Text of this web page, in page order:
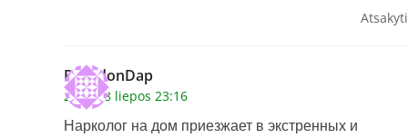
Atsakyti
BrandonDap
2026 28 liepos 23:16
Нарколог на дом приезжает в экстренных и